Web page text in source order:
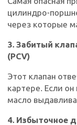
цилиндро-
через которые
3. Забитый
(PCV)
Этот клапан
картере. Если
масло
4. Избыточное